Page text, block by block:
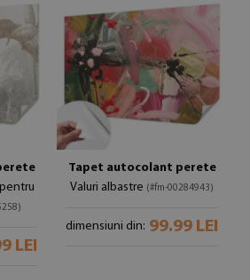
LEI
Tapet autocolant perete
Valuri albastre (#fm-00284943)
dimensiuni din: 99.99 LEI